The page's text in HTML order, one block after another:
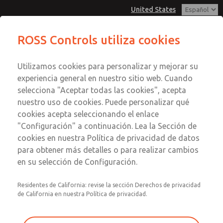
United States
Cuenta
Ver Carrito de Compra
Registrarse
Inscribirse
Serie 21
2171B8011Z
Enviar esta página por correo
electrónico
Servicio al Cliente
1-800-GET-ROSS
Servicio Tecnico
1-888-TEK-ROSS
ROSS Controls utiliza cookies
Utilizamos cookies para personalizar y mejorar su
experiencia general en nuestro sitio web. Cuando
selecciona "Aceptar todas las cookies", acepta
nuestro uso de cookies. Puede personalizar qué
cookies acepta seleccionando el enlace
"Configuración" a continuación. Lea la Sección de
cookies en nuestra Política de privacidad de datos
para obtener más detalles o para realizar cambios
en su selección de Configuración.
Residentes de California: revise la sección Derechos de privacidad
de California en nuestra Política de privacidad.